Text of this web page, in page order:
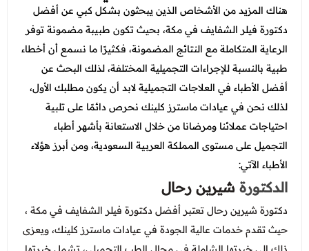
هناك المزيد من الأشخاص الذين يبحثون بشكل كبي عنأفضل
دكتورة فيلر الشفايف في مكة، بحيث تكون طبيبة مضمونة توفر
الرعاية المتكاملة مع النتائج المضمونة، فكثيرًا ما نسمع أن أخطاء
طبية بالنسبة للإجراءات التجميلية المختلفة، لذلك البحث عن
أفضل الأطباء في العلاجات التجميلية لابد أن يكون مطلبك الأول،
لذلك نحن في عيادات ماسترز كلينك نحرص دائمًا على تلبية
احتياجات عملائنا ومرضانا من خلال الاستعانة بأشهر أطباء
التجميل على مستوى المملكة العربية السعودية، ومن أبرز هؤلاء
الأطباء الآتي:
الدكتورةشيرين رحال
دكتورة شيرين رحال تعتبر أفضل دكتورة فيلر الشفايف في مكة ،
حيث تقدم خدمات عالية الجودة في عيادات ماسترز كلينك، ويعزى